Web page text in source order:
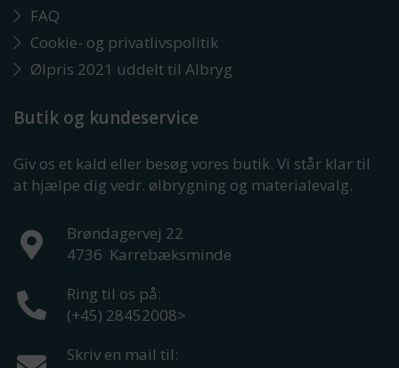
FAQ
Cookie- og privatlivspolitik
Ølpris 2021 uddelt til Albryg
Butik og kundeservice
Giv os et kald eller besøg vores butik. Vi står klar til
at hjælpe dig vedr. ølbrygning og materialevalg.
Brøndagervej 22
4736 Karrebæksminde
Ring til os på:
(+45) 28452008>
Skriv en mail til: